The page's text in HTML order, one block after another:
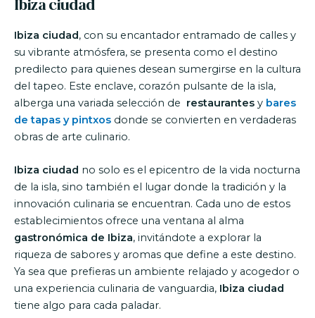
Ibiza ciudad
Ibiza ciudad, con su encantador entramado de calles y
su vibrante atmósfera, se presenta como el destino
predilecto para quienes desean sumergirse en la cultura
del tapeo. Este enclave, corazón pulsante de la isla,
alberga una variada selección de restaurantes y bares
de tapas y pintxos donde se convierten en verdaderas
obras de arte culinario.
Ibiza ciudad no solo es el epicentro de la vida nocturna
de la isla, sino también el lugar donde la tradición y la
innovación culinaria se encuentran. Cada uno de estos
establecimientos ofrece una ventana al alma
gastronómica de Ibiza, invitándote a explorar la
riqueza de sabores y aromas que define a este destino.
Ya sea que prefieras un ambiente relajado y acogedor o
una experiencia culinaria de vanguardia, Ibiza ciudad
tiene algo para cada paladar.